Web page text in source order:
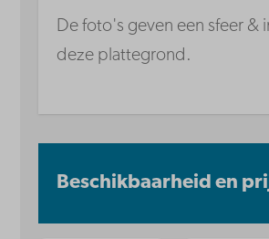
De foto's geven een sfeer &
deze plattegrond.
Beschikbaarheid en